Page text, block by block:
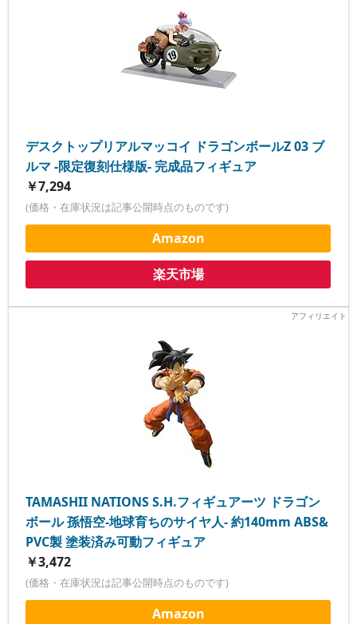
デスクトップリアルマッコイ ドラゴンボールZ 03 ブ
ルマ -限定復刻仕様版- 完成品フィギュア
￥7,294
(価格・在庫状況は記事公開時点のものです)
Amazon
楽天市場
TAMASHII NATIONS S.H.フィギュアーツ ドラゴン
ボール 孫悟空-地球育ちのサイヤ人- 約140mm ABS&
PVC製 塗装済み可動フィギュア
￥3,472
(価格・在庫状況は記事公開時点のものです)
Amazon